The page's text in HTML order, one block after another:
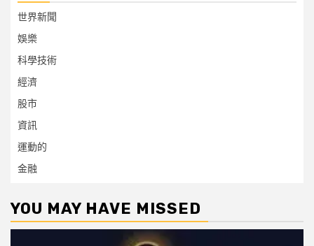
世界新聞
娛樂
科學技術
經濟
股市
資訊
運動的
金融
YOU MAY HAVE MISSED